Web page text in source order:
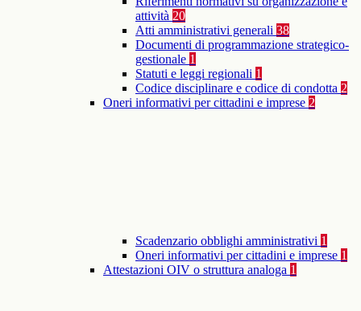
attività 20
Atti amministrativi generali 38
Documenti di programmazione strategico-
gestionale 1
Statuti e leggi regionali 1
Codice disciplinare e codice di condotta 2
Oneri informativi per cittadini e imprese 2
Scadenzario obblighi amministrativi 1
Oneri informativi per cittadini e imprese 1
Attestazioni OIV o struttura analoga 1